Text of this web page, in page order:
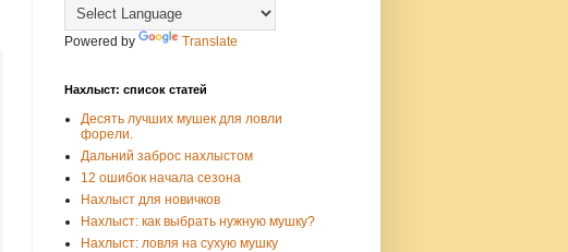
Powered by Translate
Нахлыст: список статей
Десять лучших мушек для ловли
форели.
Дальний заброс нахлыстом
12 ошибок начала сезона
Нахлыст для новичков
Нахлыст: как выбрать нужную мушку?
Нахлыст: ловля на сухую мушку